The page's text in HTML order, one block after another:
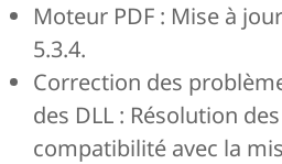
Moteur PDF : Mise à
5.3.4.
Correction des
des DLL : Résolution
compatibilité avec la